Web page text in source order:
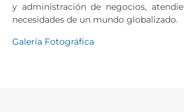
y administración de negocios,
necesidades de un mundo globalizado.
Galería Fotográfica